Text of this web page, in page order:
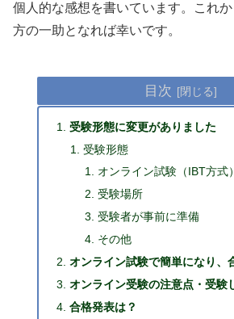
個人的な感想を書いています。これ
方の一助となれば幸いです。
目次
受験形態に変更がありました
受験形態
オンライン試験（IBT方式）
受験場所
受験者が事前に準備
その他
オンライン試験で簡単になり、
オンライン受験の注意点・受験
合格発表は？